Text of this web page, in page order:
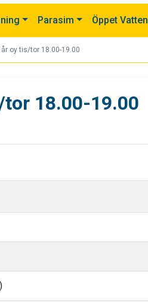
Parasim Öppet Vatten
oy tis/tor 18.00-19.00
18.00-19.00